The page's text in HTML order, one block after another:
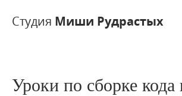
Студия Миши Рудрастых
Уроки по сборке кода